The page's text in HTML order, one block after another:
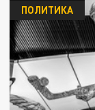
ПОЛИТИКА